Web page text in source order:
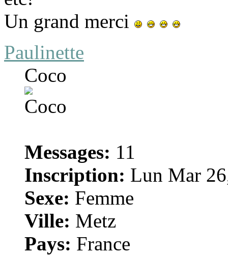
Un grand merci
Paulinette
Coco
Messages: 11
Inscription: Lun Mar
Sexe: Femme
Ville: Metz
Pays: France